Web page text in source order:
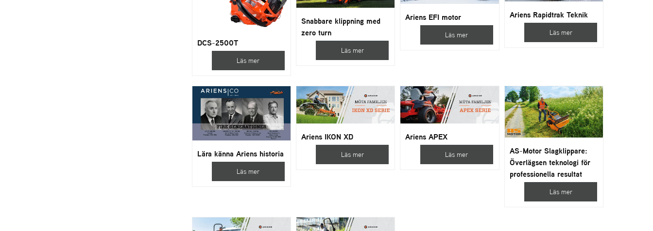
DCS-2500T
Läs mer
Snabbare klippning med
zero turn
Läs mer
Ariens EFI motor
Läs mer
Ariens Rapidtrak Teknik
Läs mer
Lära känna Ariens historia
Läs mer
Ariens IKON XD
Läs mer
Ariens APEX
Läs mer
AS-Motor Slagklippare:
Överlägsen teknologi för
professionella resultat
Läs mer